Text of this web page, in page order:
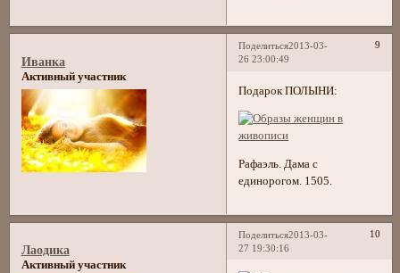
Поделиться 9
2013-03-
26 23:00:49
Иванка
Активный участник
Подарок ПОЛЫНИ:
Рафаэль. Дама с
единорогом. 1505.
Поделиться 10
2013-03-
27 19:30:16
Лаодика
Активный участник